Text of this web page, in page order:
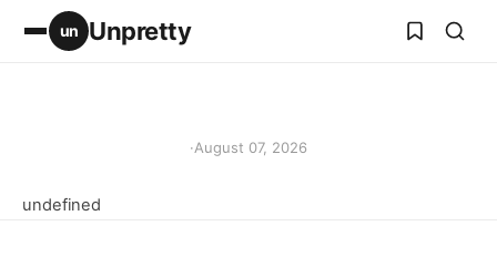
un Unpretty
·August 07, 2026
undefined